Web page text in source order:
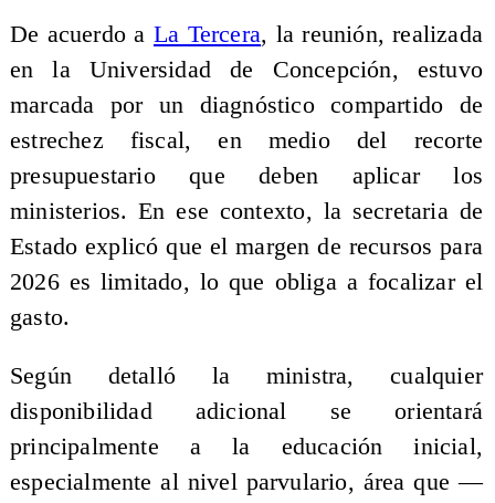
De acuerdo a La Tercera, la reunión, realizada
en la Universidad de Concepción, estuvo
marcada por un diagnóstico compartido de
estrechez fiscal, en medio del recorte
presupuestario que deben aplicar los
ministerios. En ese contexto, la secretaria de
Estado explicó que el margen de recursos para
2026 es limitado, lo que obliga a focalizar el
gasto.
Según detalló la ministra, cualquier
disponibilidad adicional se orientará
principalmente a la educación inicial,
especialmente al nivel parvulario, área que —